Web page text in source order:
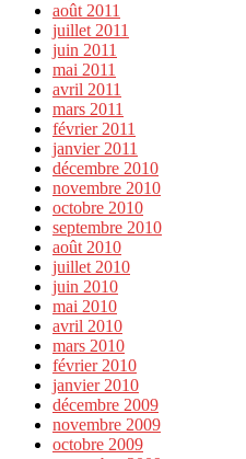
août 2011
juillet 2011
juin 2011
mai 2011
avril 2011
mars 2011
février 2011
janvier 2011
décembre 2010
novembre 2010
octobre 2010
septembre 2010
août 2010
juillet 2010
juin 2010
mai 2010
avril 2010
mars 2010
février 2010
janvier 2010
décembre 2009
novembre 2009
octobre 2009